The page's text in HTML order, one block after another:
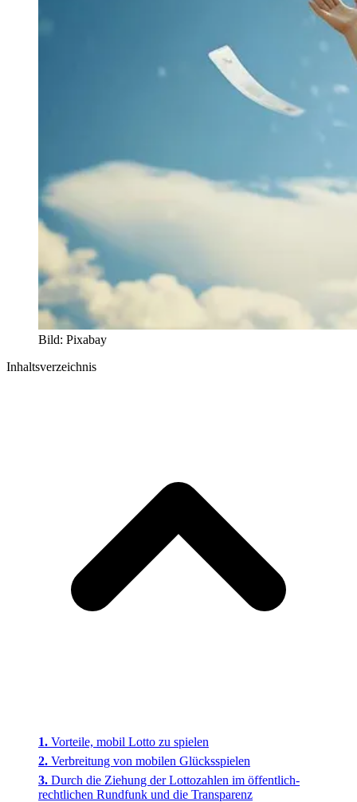
Bild: Pixabay
Inhaltsverzeichnis
Vorteile, mobil Lotto zu spielen
Verbreitung von mobilen Glücksspielen
Durch die Ziehung der Lottozahlen im öffentlich-
rechtlichen Rundfunk und die Transparenz